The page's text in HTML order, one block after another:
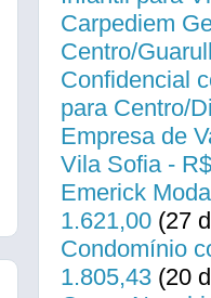
Carpediem
Centro/
Confidencial
para Centro/
Empresa de
Vila Sofia -
Emerick
1.621,00 (27
Condomínio
1.805,43 (20